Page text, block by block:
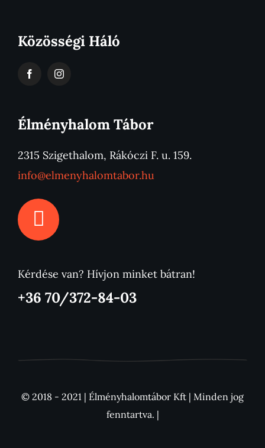
Közösségi Háló
Élményhalom Tábor
2315 Szigethalom, Rákóczi F. u. 159.
info@elmenyhalomtabor.hu
Kérdése van? Hívjon minket bátran!
+36 70/372-84-03
© 2018 - 2021 | Élményhalomtábor Kft | Minden jog
fenntartva. |